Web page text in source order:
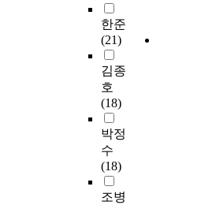
한준
(21)
김종
호
(18)
박정
수
(18)
조병